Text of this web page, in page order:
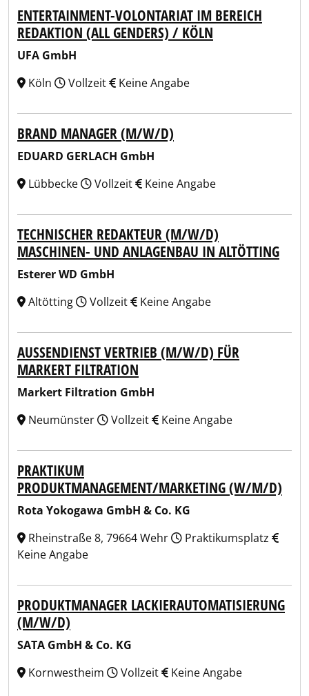
ENTERTAINMENT-VOLONTARIAT IM BEREICH
REDAKTION (ALL GENDERS) / KÖLN
UFA GmbH
Köln
Vollzeit Keine Angabe
BRAND MANAGER (M/W/D)
EDUARD GERLACH GmbH
Lübbecke
Vollzeit Keine Angabe
TECHNISCHER REDAKTEUR (M/W/D)
MASCHINEN- UND ANLAGENBAU IN ALTÖTTING
Esterer WD GmbH
Altötting
Vollzeit Keine Angabe
AUSSENDIENST VERTRIEB (M/W/D) FÜR M
ARKERT FILTRATION
Markert Filtration GmbH
Neumünster
Vollzeit Keine Angabe
PRAKTIKUM
PRODUKTMANAGEMENT/MARKETING (W/M/D)
Rota Yokogawa GmbH & Co. KG
Rheinstraße 8, 79664 Wehr
Praktikumsplatz
Keine Angabe
PRODUKTMANAGER LACKIERAUTOMATISIERUNG
(M/W/D)
SATA GmbH & Co. KG
Kornwestheim
Vollzeit Keine Angabe